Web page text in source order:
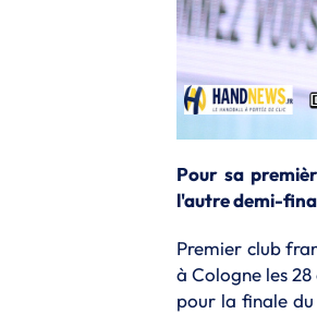
Pour sa
l'autre demi-
Premier club
à Cologne les
pour la finale du